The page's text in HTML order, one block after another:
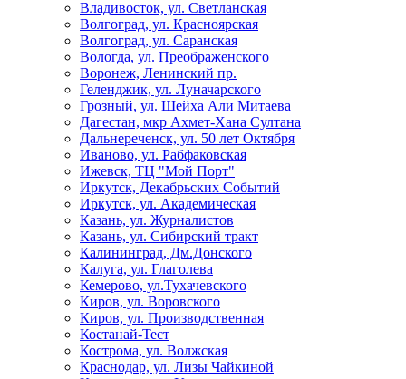
Владивосток, ул. Светланская
Волгоград, ул. Красноярская
Волгоград, ул. Саранская
Вологда, ул. Преображенского
Воронеж, Ленинский пр.
Геленджик, ул. Луначарского
Грозный, ул. Шейха Али Митаева
Дагестан, мкр Ахмет-Хана Султана
Дальнереченск, ул. 50 лет Октября
Иваново, ул. Рабфаковская
Ижевск, ТЦ "Мой Порт"
Иркутск, Декабрьских Событий
Иркутск, ул. Академическая
Казань, ул. Журналистов
Казань, ул. Сибирский тракт
Калининград, Дм.Донского
Калуга, ул. Глаголева
Кемерово, ул.Тухачевского
Киров, ул. Воровского
Киров, ул. Производственная
Костанай-Тест
Кострома, ул. Волжская
Краснодар, ул. Лизы Чайкиной